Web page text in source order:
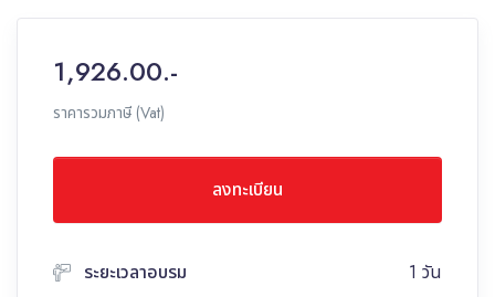
1,926.00.-
ราคารวมภาษี (Vat)
ลงทะเบียน
ระยะเวลาอบรม 1 วัน